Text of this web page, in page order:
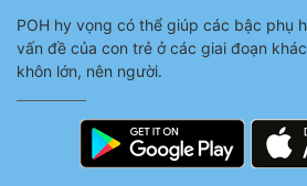
POH hy vọng có thể giúp các bậc phụ
vấn đề của con trẻ ở các giai đoạn
khôn lớn, nên người.